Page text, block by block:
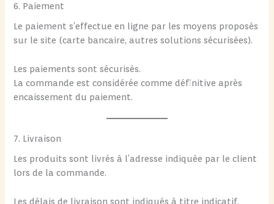
6. Paiement
Le paiement s’effectue en ligne par les moyens proposés
sur le site (carte bancaire, autres solutions sécurisées).
Les paiements sont sécurisés.
La commande est considérée comme définitive après
encaissement du paiement.
7. Livraison
Les produits sont livrés à l’adresse indiquée par le client
lors de la commande.
Les délais de livraison sont indiqués à titre indicatif.